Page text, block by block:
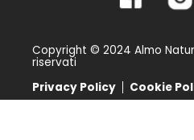
Copyright © 2024 Almo
riservati
Privacy Policy
Cookie